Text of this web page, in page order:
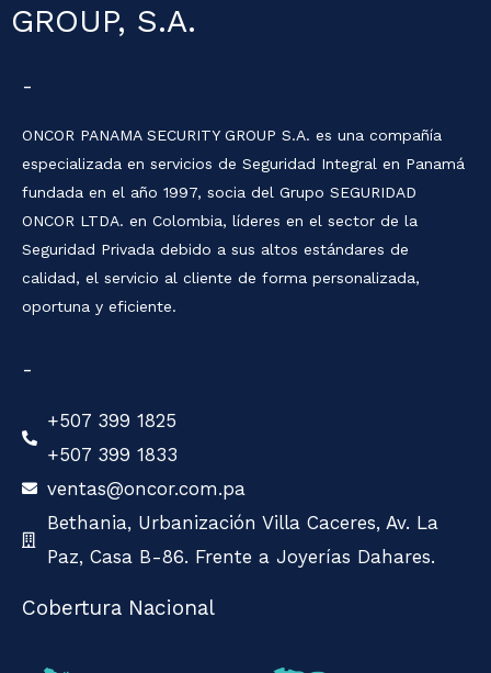
GROUP, S.A.
-
ONCOR PANAMA SECURITY GROUP S.A. es una compañía
especializada en servicios de Seguridad Integral en Panamá
fundada en el año 1997, socia del Grupo SEGURIDAD
ONCOR LTDA. en Colombia, líderes en el sector de la
Seguridad Privada debido a sus altos estándares de
calidad, el servicio al cliente de forma personalizada,
oportuna y eficiente.
-
+507 399 1825
+507 399 1833
ventas@oncor.com.pa
Bethania, Urbanización Villa Caceres, Av. La
Paz, Casa B-86. Frente a Joyerías Dahares.
Cobertura Nacional